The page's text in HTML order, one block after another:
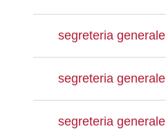
segreteria generale
segreteria generale
segreteria generale